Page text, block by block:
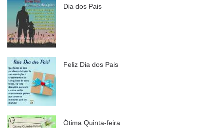
Dia dos Pais
Feliz Dia dos Pais
Ótima Quinta-feira